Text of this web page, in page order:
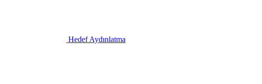
Hedef Aydınlatma